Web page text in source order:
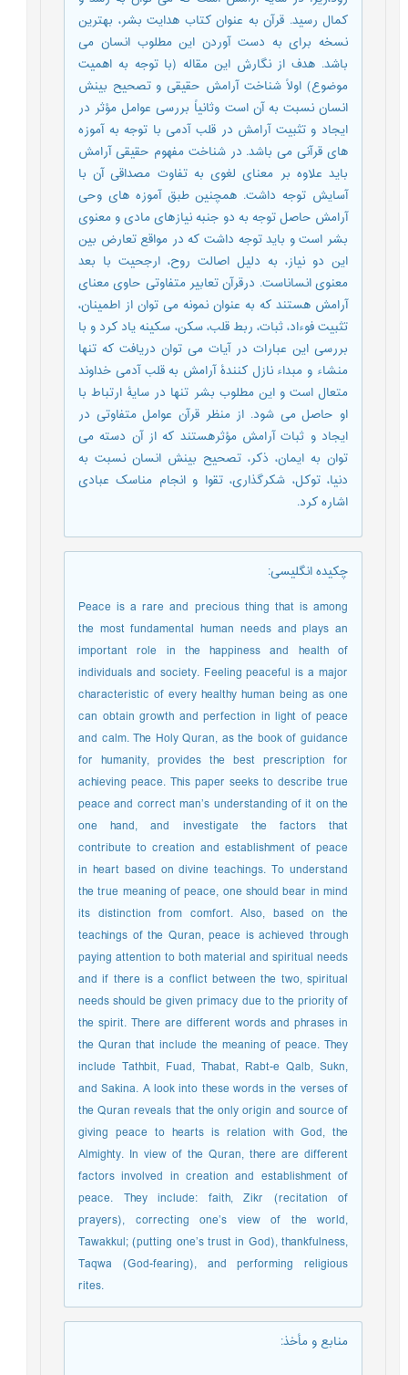
کمال رسید. قرآن به عنوان کتاب هدایت بشر، بهترین
نسخه برای به دست آوردن این مطلوب انسان می
باشد. هدف از نگارش این مقاله (با توجه به اهمیت
موضوع) اولاً شناخت آرامش حقیقی و تصحیح بینش
انسان نسبت به آن است وثانیاً بررسی عوامل مؤثر در
ایجاد و تثبیت آرامش در قلب آدمی با توجه به آموزه
های قرآنی می باشد. در شناخت مفهوم حقیقی آرامش
باید علاوه بر معنای لغوی به تفاوت مصداقی آن با
آسایش توجه داشت. همچنین طبق آموزه های وحی
آرامش حاصل توجه به دو جنبه نیازهای مادی و معنوی
بشر است و باید توجه داشت که در مواقع تعارض بین
این دو نیاز، به دلیل اصالت روح، ارجحیت با بعد
معنوی انساناست. درقرآن تعابیر متفاوتی حاوی معنای
آرامش هستند که به عنوان نمونه می توان از اطمینان،
تثبیت فوءاد، ثبات، ربط قلب، سکن، سکینه یاد کرد و با
بررسی این عبارات در آیات می توان دریافت که تنها
منشاء و مبداء نازل کنندۀ آرامش به قلب آدمی خداوند
متعال است و این مطلوب بشر تنها در سایۀ ارتباط با
او حاصل می شود. از منظر قرآن عوامل متفاوتی در
ایجاد و ثبات آرامش مؤثرهستند که از آن دسته می
توان به ایمان، ذکر، تصحیح بینش انسان نسبت به
دنیا، توکل، شکرگذاری، تقوا و انجام مناسک عبادی
اشاره کرد.
چکیده انگلیسی:
Peace is a rare and precious thing that is among
the most fundamental human needs and plays an
important role in the happiness and health of
individuals and society. Feeling peaceful is a major
characteristic of every healthy human being as one
can obtain growth and perfection in light of peace
and calm. The Holy Quran, as the book of guidance
for humanity, provides the best prescription for
achieving peace. This paper seeks to describe true
peace and correct man’s understanding of it on the
one hand, and investigate the factors that
contribute to creation and establishment of peace
in heart based on divine teachings. To understand
the true meaning of peace, one should bear in mind
its distinction from comfort. Also, based on the
teachings of the Quran, peace is achieved through
paying attention to both material and spiritual needs
and if there is a conflict between the two, spiritual
needs should be given primacy due to the priority of
the spirit. There are different words and phrases in
the Quran that include the meaning of peace. They
include Tathbit, Fuad, Thabat, Rabt-e Qalb, Sukn,
and Sakina. A look into these words in the verses of
the Quran reveals that the only origin and source of
giving peace to hearts is relation with God, the
Almighty. In view of the Quran, there are different
factors involved in creation and establishment of
peace. They include: faith, Zikr (recitation of
prayers), correcting one’s view of the world,
Tawakkul; (putting one’s trust in God), thankfulness,
Taqwa (God-fearing), and performing religious
rites.
منابع و مأخذ: